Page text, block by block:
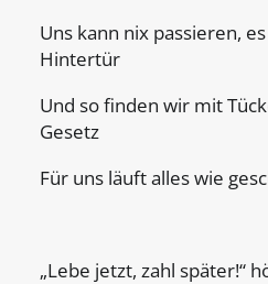
Uns kann nix passieren,
Hintertür
Und so finden wir mit
Gesetz
Für uns läuft alles wie
„Lebe jetzt, zahl später!“